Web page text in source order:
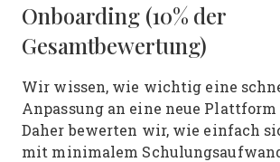
Onboarding (10% der
Gesamtbewertung)
Wir wissen, wie wichtig eine
Anpassung an eine neue
Daher bewerten wir, wie einfach
mit minimalem